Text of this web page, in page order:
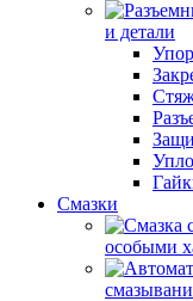
и детали
Смазки
особыми